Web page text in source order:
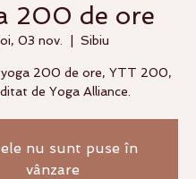
200 de ore
03 nov. Sibiu
yoga 200 de ore, YTT 200,
de Yoga Alliance.
nu sunt puse în
vânzare